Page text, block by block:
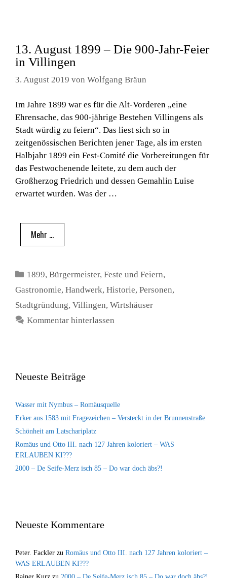
13. August 1899 – Die 900-Jahr-Feier
in Villingen
3. August 2019 von Wolfgang Bräun
Im Jahre 1899 war es für die Alt-Vorderen „eine
Ehrensache, das 900-jährige Bestehen Villingens als
Stadt würdig zu feiern“. Das liest sich so in
zeitgenössischen Berichten jener Tage, als im ersten
Halbjahr 1899 ein Fest-Comité die Vorbereitungen für
das Festwochenende leitete, zu dem auch der
Großherzog Friedrich und dessen Gemahlin Luise
erwartet wurden. Was der …
Mehr …
Kategorien
1899,Bürgermeister,Feste und Feiern,
Gastronomie, Handwerk, Historie, Personen,
Stadtgründung, Villingen, Wirtshäuser
Kommentar hinterlassen
Neueste Beiträge
Wasser mit Nymbus – Romäusquelle
Erker aus 1583 mit Fragezeichen – Versteckt in der Brunnenstraße
Schönheit am Latschariplatz
Romäus und Otto III. nach 127 Jahren koloriert – WAS
ERLAUBEN KI???
2000 – De Seife-Merz isch 85 – Do war doch äbs?!
Neueste Kommentare
Peter. Fackler zu Romäus und Otto III. nach 127 Jahren koloriert –
WAS ERLAUBEN KI???